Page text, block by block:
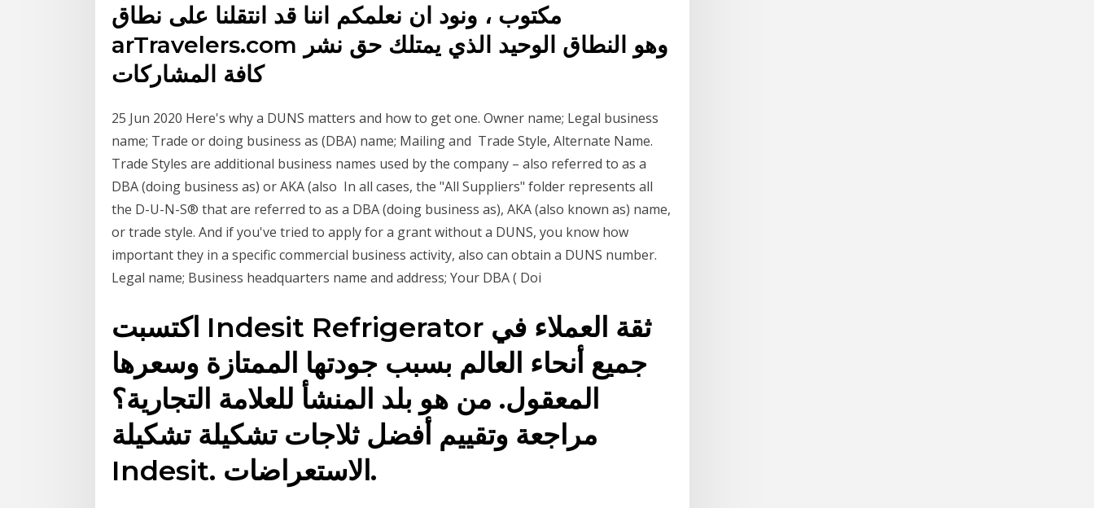
مكتوب ، ونود ان نعلمكم اننا قد انتقلنا على نطاق
arTravelers.com وهو النطاق الوحيد الذي يمتلك حق نشر
كافة المشاركات
25 Jun 2020 Here's why a DUNS matters and how to get one. Owner name; Legal business
name; Trade or doing business as (DBA) name; Mailing and Trade Style, Alternate Name.
Trade Styles are additional business names used by the company – also referred to as a
DBA (doing business as) or AKA (also In all cases, the "All Suppliers" folder represents all
the D-U-N-S® that are referred to as a DBA (doing business as), AKA (also known as) name,
or trade style. And if you've tried to apply for a grant without a DUNS, you know how
important they in a specific commercial business activity, also can obtain a DUNS number.
Legal name; Business headquarters name and address; Your DBA ( Doi
اكتسبت Indesit Refrigerator ثقة العملاء في
جميع أنحاء العالم بسبب جودتها الممتازة وسعرها
المعقول. من هو بلد المنشأ للعلامة التجارية؟
مراجعة وتقييم أفضل ثلاجات تشكيلة تشكيلة
Indesit. الاستعراضات.